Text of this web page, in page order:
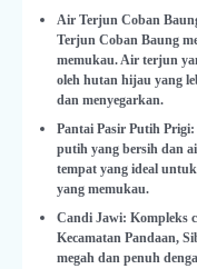
Air Terjun Coban
Terjun Coban Baung
memukau. Air terjun
oleh hutan hijau yang
dan menyegarkan.
Pantai Pasir Putih
putih yang bersih dan
tempat yang ideal
yang memukau.
Candi Jawi: Kompleks
Kecamatan Pandaan,
megah dan penuh